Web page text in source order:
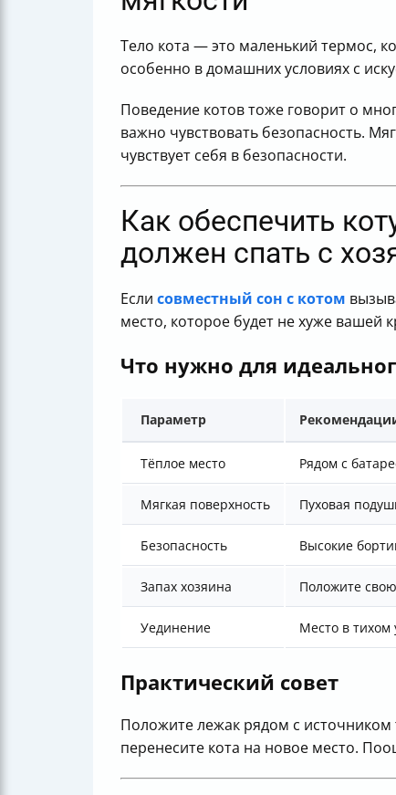
Тело кота — это маленький термос,
особенно в домашних условиях с
Поведение котов тоже говорит о
важно чувствовать безопасность.
чувствует себя в безопасности.
Как обеспечить
должен спать с
Если совместный сон с котом
место, которое будет не хуже вашей
Что нужно для
Параметр
Тёплое место Рядом с
Мягкая поверхность Пуховая
Безопасность Высокие
Запах хозяина Положите
Уединение Место в тихом
Практический совет
Положите лежак рядом с источником
перенесите кота на новое место.